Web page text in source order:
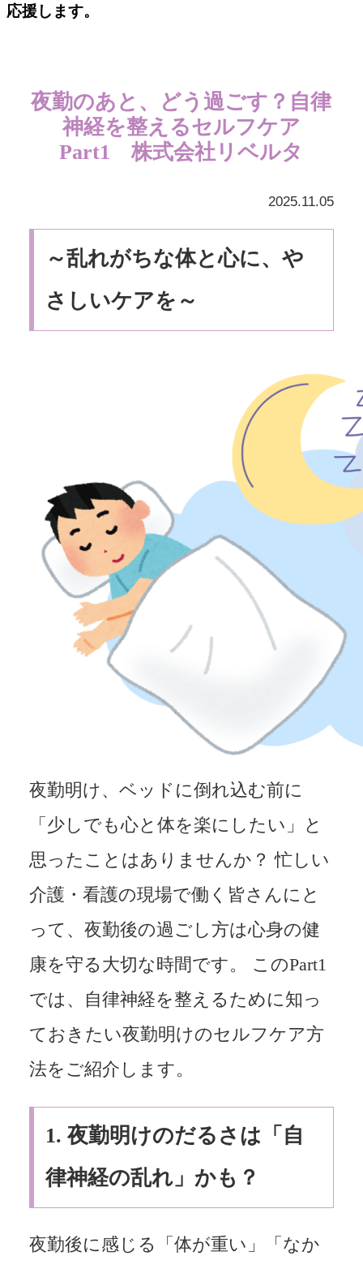
応援します。
夜勤のあと、どう過ごす？自律
神経を整えるセルフケア
Part1 株式会社リベルタ
2025.11.05
～乱れがちな体と心に、や
さしいケアを～
夜勤明け、ベッドに倒れ込む前に
「少しでも心と体を楽にしたい」と
思ったことはありませんか？ 忙しい
介護・看護の現場で働く皆さんにと
って、夜勤後の過ごし方は心身の健
康を守る大切な時間です。 このPart1
では、自律神経を整えるために知っ
ておきたい夜勤明けのセルフケア方
法をご紹介します。
1. 夜勤明けのだるさは「自
律神経の乱れ」かも？
夜勤後に感じる「体が重い」「なか